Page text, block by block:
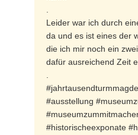
Leider war ich durch
da und es ist eines der
die ich mir noch ein
dafür ausreichend Zeit
#ausstellung
#historischeexponate